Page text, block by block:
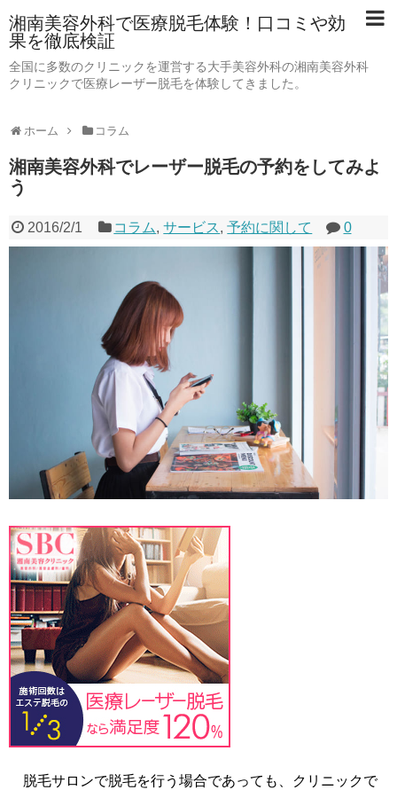
湘南美容外科で医療脱毛体験！口コミや効
果を徹底検証
全国に多数のクリニックを運営する大手美容外科の湘南美容外科
クリニックで医療レーザー脱毛を体験してきました。
ホーム コラム
湘南美容外科でレーザー脱毛の予約をしてみよ
う
2016/2/1 コラム,サービス,予約に関して 0
脱毛サロンで脱毛を行う場合であっても、クリニックで